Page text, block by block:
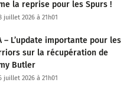
la reprise pour les Spurs !
juillet 2026 à 21h01
– L’update importante pour les
sur la récupération de
Butler
juillet 2026 à 21h01